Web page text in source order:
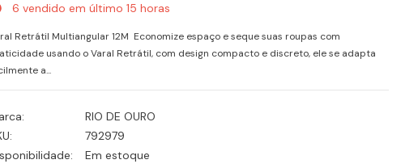
6 vendido em último 15 horas
Retrátil Multiangular 12M Economize espaço e seque suas roupas com
usando o Varal Retrátil, com design compacto e discreto, ele se adapta
a...
RIO DE OURO
792979
Em estoque